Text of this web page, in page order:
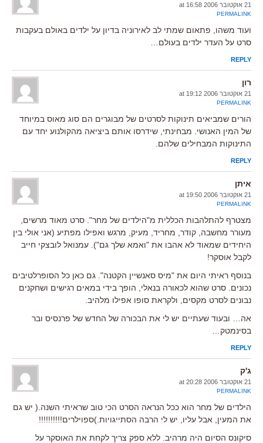
21 אוקטובר 2006 at 16:58
PERMALINK
ועוד משהו, פתאום שמתי לב לאירוניה בדיון על ילדים באולם בעקבות
סרט על העדר ילדים בעולם…
REPLY
רון
21 אוקטובר 2006 at 19:12
PERMALINK
הורים שמביאים תינוקות לסרטים של מבוגרים הם סוג מאוס במיוחד
של המין האנושי. מבחינתי, שידרסו אותם ביציאה מהקולנוע יחד עם
התינוקות המבחילים שלהם.
REPLY
איתן
21 אוקטובר 2006 at 19:50
PERMALINK
מצטרף להתלהבות הכללית מ"הילדים של מחר". סרט מאוד מרשים,
מעורר מחשבה, קודר, מחריד, מעיק, מרגש ואפילו מפתיע (אני אולי בין
היחידים שמאוד לא אהבו את "ואמא שלך גם"). עמנואל לובצקי חייב
לקבל אוסקר!
בנוסף ראיתי היום את "מיס סאנשיין הקטנה". גם כאן כל הסופרלטיבים
נכונים. סרט שהוא לכאורה בנאלי, הופך בידי במאים רגישים ושחקנים
נבונים לסרט מקסים, ולקראת סופו אפילו מלהיב.
אה… ובעוד שעתיים יש לי את הבכורה של החדש של פרנסיס ובר
בסינמטק…
REPLY
ג'ק
21 אוקטובר 2006 at 20:28
PERMALINK
הילדים של מחר הוא ככל הנראה הסרט הכי טוב שראיתי השנה.( יש גם
את המעין, אבל עליו, יש לי הרבה הסתייגויות.)ספוילרים!!!!!!!!!!
סיקונס הסיום היה מרהיב. ללא ספק צריך לקחת את האוסקר על